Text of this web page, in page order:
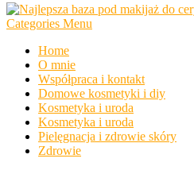
Categories Menu
Home
O mnie
Współpraca i kontakt
Domowe kosmetyki i diy
Kosmetyka i uroda
Kosmetyka i uroda
Pielęgnacja i zdrowie skóry
Zdrowie